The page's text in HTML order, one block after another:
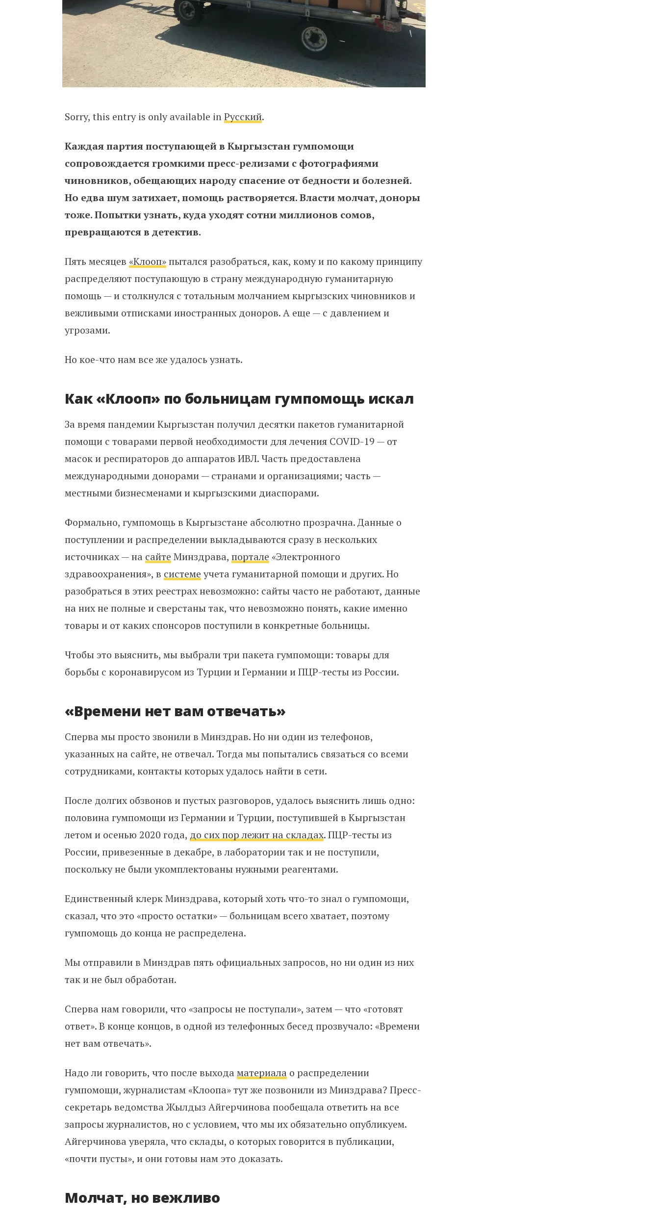
Sorry, this entry is only available inРусский.
Каждая партия поступающей в Кыргызстан гумпомощи
сопровождается громкими пресс-релизами с фотографиями
чиновников, обещающих народу спасение от бедности и болезней.
Но едва шум затихает, помощь растворяется. Власти молчат, доноры
тоже. Попытки узнать, куда уходят сотни миллионов сомов,
превращаются в детектив.
Пять месяцев«Клооп»пытался разобраться, как, кому и по какому принципу
распределяют поступающую в страну международную гуманитарную
помощь — и столкнулся с тотальным молчанием кыргызских чиновников и
вежливыми отписками иностранных доноров. А еще — с давлением и
угрозами.
Но кое-что нам все же удалось узнать.
Как «Клооп» по больницам гумпомощь искал
За время пандемии Кыргызстан получил десятки пакетов гуманитарной
помощи с товарами первой необходимости для лечения COVID-19 — от
масок и респираторов до аппаратов ИВЛ. Часть предоставлена
международными донорами — странами и организациями; часть —
местными бизнесменами и кыргызскими диаспорами.
Формально, гумпомощь в Кыргызстане абсолютно прозрачна. Данные о
поступлении и распределении выкладываются сразу в нескольких
источниках — на сайте Минздрава,портале «Электронного
здравоохранения», в системеучета гуманитарной помощи и других. Но
разобраться в этих реестрах невозможно: сайты часто не работают, данные
на них не полные и сверстаны так, что невозможно понять, какие именно
товары и от каких спонсоров поступили в конкретные больницы.
Чтобы это выяснить, мы выбрали три пакета гумпомощи: товары для
борьбы с коронавирусом из Турции и Германии и ПЦР-тесты из России.
«Времени нет вам отвечать»
Сперва мы просто звонили в Минздрав. Но ни один из телефонов,
указанных на сайте, не отвечал. Тогда мы попытались связаться со всеми
сотрудниками, контакты которых удалось найти в сети.
После долгих обзвонов и пустых разговоров, удалось выяснить лишь одно:
половина гумпомощи из Германии и Турции, поступившей в Кыргызстан
летом и осенью 2020 года, до сих пор лежит на складах. ПЦР-тесты из
России, привезенные в декабре, в лаборатории так и не поступили,
поскольку не были укомплектованы нужными реагентами.
Единственный клерк Минздрава, который хоть что-то знал о гумпомощи,
сказал, что это «просто остатки» — больницам всего хватает, поэтому
гумпомощь до конца не распределена.
Мы отправили в Минздрав пять официальных запросов, но ни один из них
так и не был обработан.
Сперва нам говорили, что «запросы не поступали», затем — что «готовят
ответ». В конце концов, в одной из телефонных бесед прозвучало: «Времени
нет вам отвечать».
Надо ли говорить, что после выходаматериала о распределении
гумпомощи, журналистам «Клоопа» тут же позвонили из Минздрава? Пресс-
секретарь ведомства Жылдыз Айгерчинова пообещала ответить на все
запросы журналистов, но с условием, что мы их обязательно опубликуем.
Айгерчинова уверяла, что склады, о которых говорится в публикации,
«почти пусты», и они готовы нам это доказать.
Молчат, но вежливо